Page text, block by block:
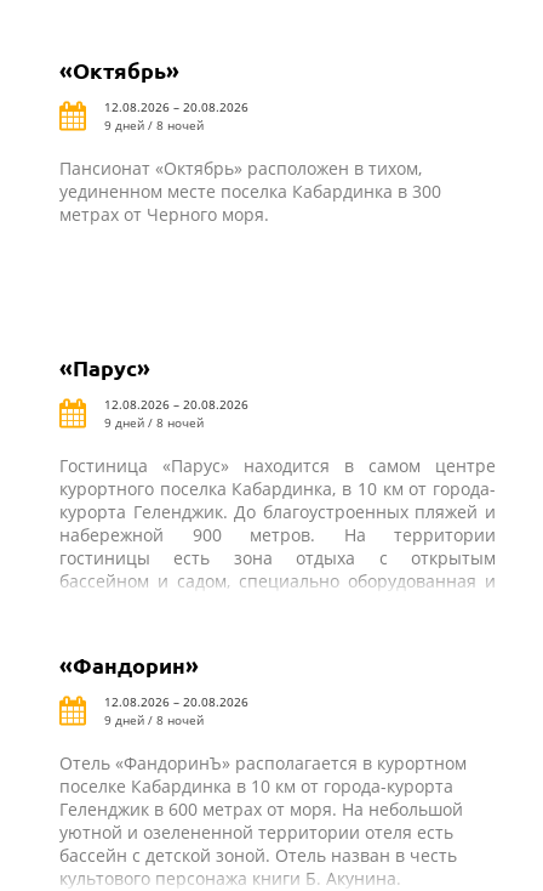
«Октябрь»
12.08.2026 – 20.08.2026
9 дней / 8 ночей
Пансионат «Октябрь» расположен в тихом,
уединенном месте поселка Кабардинка в 300
метрах от Черного моря.
«Парус»
12.08.2026 – 20.08.2026
9 дней / 8 ночей
Гостиница «Парус» находится в самом центре
курортного поселка Кабардинка, в 10 км от города-
курорта Геленджик. До благоустроенных пляжей и
набережной 900 метров. На территории
гостиницы есть зона отдыха с открытым
бассейном и садом, специально оборудованная и
поселка Кабардинка, рынок, магазины, кафе, бары,
аттракционы и другая курортная инфраструктура.
«Фандорин»
12.08.2026 – 20.08.2026
9 дней / 8 ночей
Отель «ФандоринЪ» располагается в курортном
поселке Кабардинка в 10 км от города-курорта
Геленджик в 600 метрах от моря. На небольшой
уютной и озелененной территории отеля есть
бассейн с детской зоной. Отель назван в честь
культового персонажа книги Б. Акунина.